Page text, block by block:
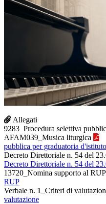
Allegati
9283_Procedura selettiva
AFAM039_Musica liturgica
pubblica per graduatoria
Decreto Direttoriale n. 54 del
Decreto Direttoriale n. 54 del
13720_Nomina supporto al RUP
RUP
Verbale n. 1_Criteri di
valutazione